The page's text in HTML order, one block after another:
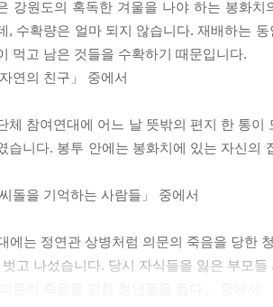
강원도의 혹독한 겨울을 나야 하는 봉화
, 수확량은 얼마 되지 않습니다. 재배하는
먹고 남은 것들을 수확하기 때문입니다.
연의 친구」 중에서
체 참여연대에 어느 날 뜻밖의 편지 한 통이
습니다. 봉투 안에는 봉화치에 있는 자신의
돌을 기억하는 사람들」 중에서
에는 정연관 상병처럼 의문의 죽음을 당한
벗고 나섰습니다. 당시 자식들을 잃은 부모